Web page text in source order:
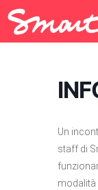
Un
staff di
modalità